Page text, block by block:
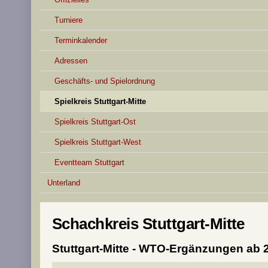
Turniere
Terminkalender
Adressen
Geschäfts- und Spielordnung
Spielkreis Stuttgart-Mitte
Spielkreis Stuttgart-Ost
Spielkreis Stuttgart-West
Eventteam Stuttgart
Unterland
Schachkreis Stuttgart-Mitte
Stuttgart-Mitte - WTO-Ergänzungen ab